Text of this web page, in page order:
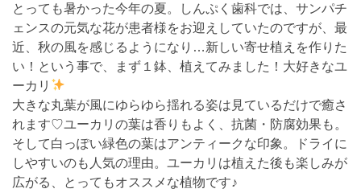
とっても暑かった今年の夏。しんぷく歯科では、サンパチ
ェンスの元気な花が患者様をお迎えしていたのですが、最
近、秋の風を感じるようになり…新しい寄せ植えを作りた
い！という事で、まず１鉢、植えてみました！大好きなユ
ーカリ
大きな丸葉が風にゆらゆら揺れる姿は見ているだけで癒さ
れます♡ユーカリの葉は香りもよく、抗菌・防腐効果も。
そして白っぽい緑色の葉はアンティークな印象。ドライに
しやすいのも人気の理由。ユーカリは植えた後も楽しみが
広がる、とってもオススメな植物です♪